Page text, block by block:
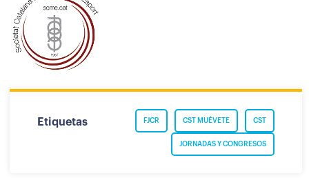
Etiquetas CST
CST MUÉVETE
FJCR
JORNADAS Y CONGRESOS